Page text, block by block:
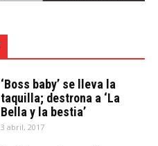
‘Boss baby’ se lleva la
taquilla; destrona a ‘La
Bella y la bestia’
3 abril, 2017